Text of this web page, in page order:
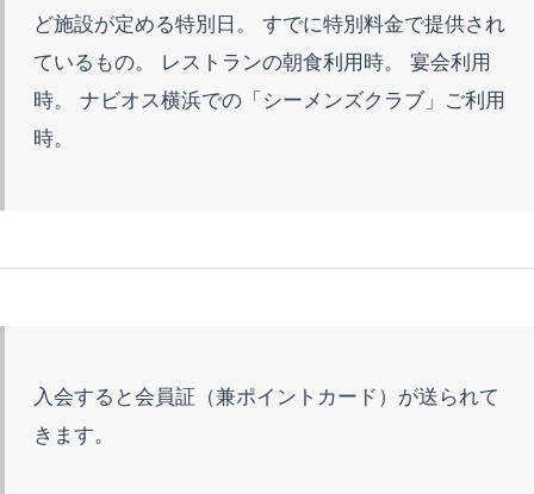
ど施設が定める特別日。 すでに特別料金で提供され
ているもの。 レストランの朝食利用時。 宴会利用
時。 ナビオス横浜での「シーメンズクラブ」ご利用
時。
入会すると会員証（兼ポイントカード）が送られて
きます。